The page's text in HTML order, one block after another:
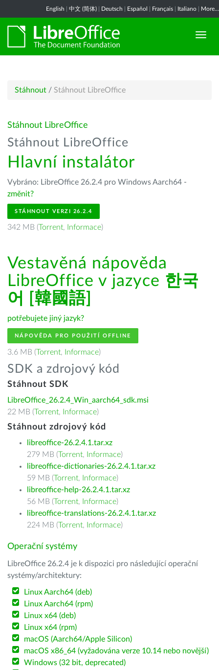
English 中文 (简体) Deutsch Español Français Italiano More...
Stáhnout / Stáhnout LibreOffice
Stáhnout LibreOffice
Stáhnout LibreOffice
Hlavní instalátor
Vybráno: LibreOffice 26.2.4 pro Windows Aarch64 -
změnit?
STÁHNOUT VERZI 26.2.4
342 MB (Torrent, Informace)
Vestavěná nápověda
LibreOffice v jazyce 한국
어 [韓國語]
potřebujete jiný jazyk?
NÁPOVĚDA PRO POUŽITÍ OFFLINE
3.6 MB (Torrent, Informace)
SDK a zdrojový kód
Stáhnout SDK
LibreOffice_26.2.4_Win_aarch64_sdk.msi
22 MB (Torrent, Informace)
Stáhnout zdrojový kód
libreoffice-26.2.4.1.tar.xz
279 MB (Torrent, Informace)
libreoffice-dictionaries-26.2.4.1.tar.xz
59 MB (Torrent, Informace)
libreoffice-help-26.2.4.1.tar.xz
56 MB (Torrent, Informace)
libreoffice-translations-26.2.4.1.tar.xz
224 MB (Torrent, Informace)
Operační systémy
LibreOffice 26.2.4 je k dispozici pro následující operační
systémy/architektury:
Linux Aarch64 (deb)
Linux Aarch64 (rpm)
Linux x64 (deb)
Linux x64 (rpm)
macOS (Aarch64/Apple Silicon)
macOS x86_64 (vyžadována verze 10.14 nebo novější)
Windows (32 bit, deprecated)